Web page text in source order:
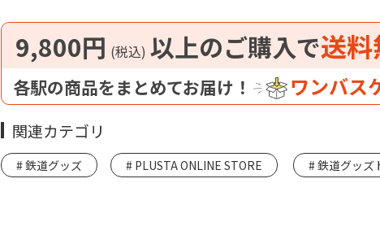
9,800円 (税込) 以上のご購入で送
各駅の商品をまとめてお届け！ ワンバス
関連カテゴリ
鉄道グッズ PLUSTA ONLINE STORE 鉄道グッズ